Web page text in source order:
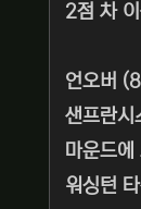
2점 차
언오버
샌프란시
마운드에
워싱턴